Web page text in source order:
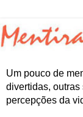
Um pouco de
divertidas, outras
percepções da